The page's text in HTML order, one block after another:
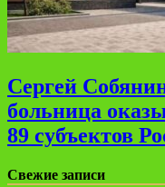
Сергей
больница
89 субъектов
Свежие записи